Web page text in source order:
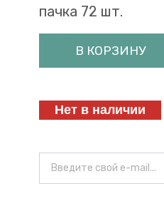
пачка 72 шт.
В КОРЗИНУ
Нет в наличии